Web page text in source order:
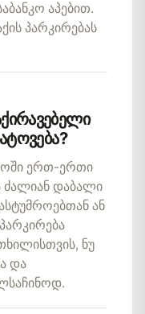
აპებით.
პარკირებას
ერთ-ერთი
ძალიან დაბალი
ან
ნუ
და